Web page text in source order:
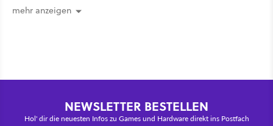
mehr anzeigen
NEWSLETTER BESTELLEN
Hol' dir die neuesten Infos zu Games und Hardware direkt ins Postfach